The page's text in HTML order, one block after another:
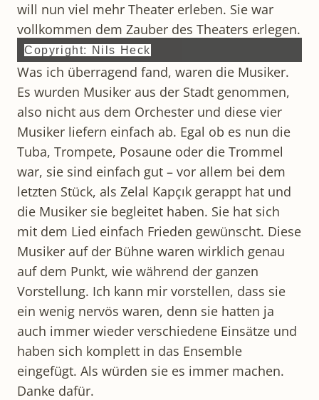
will nun viel mehr Theater erleben. Sie war
vollkommen dem Zauber des Theaters erlegen.
Copyright: Nils Heck
Was ich überragend fand, waren die Musiker.
Es wurden Musiker aus der Stadt genommen,
also nicht aus dem Orchester und diese vier
Musiker liefern einfach ab. Egal ob es nun die
Tuba, Trompete, Posaune oder die Trommel
war, sie sind einfach gut – vor allem bei dem
letzten Stück, als Zelal Kapçık gerappt hat und
die Musiker sie begleitet haben. Sie hat sich
mit dem Lied einfach Frieden gewünscht. Diese
Musiker auf der Bühne waren wirklich genau
auf dem Punkt, wie während der ganzen
Vorstellung. Ich kann mir vorstellen, dass sie
ein wenig nervös waren, denn sie hatten ja
auch immer wieder verschiedene Einsätze und
haben sich komplett in das Ensemble
eingefügt. Als würden sie es immer machen.
Danke dafür.